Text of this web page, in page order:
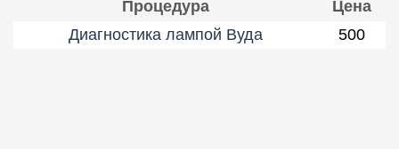
Процедура
Цена
Диагностика лампой Вуда
500